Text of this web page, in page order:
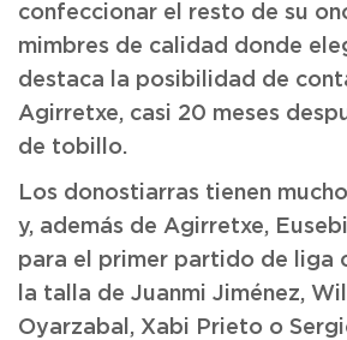
confeccionar el resto de su
mimbres de calidad donde
destaca la posibilidad de
Agirretxe, casi 20 meses
de tobillo.
Los donostiarras tienen
y, además de Agirretxe,
para el primer partido de liga
la talla de Juanmi Jiménez,
Oyarzabal, Xabi Prieto o